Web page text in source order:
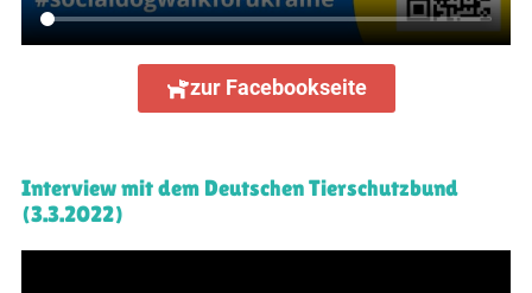
zur Facebookseite
Interview mit dem Deutschen Tierschutzbund
(3.3.2022)